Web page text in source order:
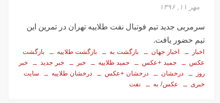
مهر ۱۱, ۱۳۹۶
سرمربی جدید تیم فوتبال نفت طلاییه تهران در تمرین این
تیم حضور یافت.
اخبار اخبار جهان بازگشت به بازگشت طلاییه
بازگشت
عکس
حمید +عکس حمید طلاییه خبر خبر جدید
خبر
روز
درخشان درخشان +عکس درخشان طلاییه
سایت
خبری
عکس/ به نفت